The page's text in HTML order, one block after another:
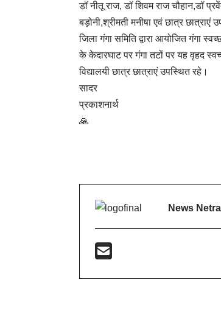
डॉ नीतू राज, डॉ शिवम राज चौहान,डॉ
बड़ोनी,श्रीमती मनीषा एवं छात्र छात्राएं
जिला गंगा समिति द्वारा आयोजित गंगा
के केदारघाट पर गंगा तटों पर यह वृहद
विद्यालयी छात्र छात्राएं उपस्थित रहे।
सादर
प्रकाशनार्थ
🙏
News